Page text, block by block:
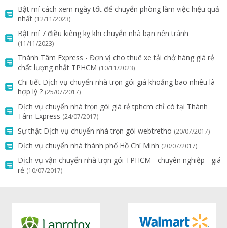
Bật mí cách xem ngày tốt để chuyển phòng làm việc hiệu quả
nhất (12/11/2023)
Bật mí 7 điều kiêng kỵ khi chuyển nhà bạn nên tránh
(11/11/2023)
Thành Tâm Express - Đơn vị cho thuê xe tải chở hàng giá rẻ
chất lượng nhất TPHCM (10/11/2023)
Chi tiết Dịch vụ chuyển nhà trọn gói giá khoảng bao nhiêu là
hợp lý ? (25/07/2017)
Dịch vụ chuyển nhà trọn gói giá rẻ tphcm chỉ có tại Thành
Tâm Express (24/07/2017)
Sự thật Dịch vụ chuyển nhà trọn gói webtretho (20/07/2017)
Dịch vụ chuyển nhà thành phố Hồ Chí Minh (20/07/2017)
Dịch vụ vận chuyển nhà trọn gói TPHCM - chuyên nghiệp - giá
rẻ (10/07/2017)